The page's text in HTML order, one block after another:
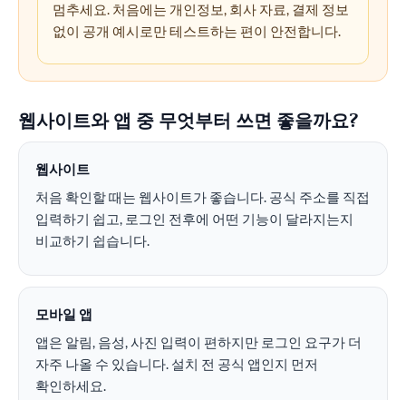
멈추세요. 처음에는 개인정보, 회사 자료, 결제 정보
없이 공개 예시로만 테스트하는 편이 안전합니다.
웹사이트와 앱 중 무엇부터 쓰면 좋을까요?
웹사이트
처음 확인할 때는 웹사이트가 좋습니다. 공식 주소를 직접
입력하기 쉽고, 로그인 전후에 어떤 기능이 달라지는지
비교하기 쉽습니다.
모바일 앱
앱은 알림, 음성, 사진 입력이 편하지만 로그인 요구가 더
자주 나올 수 있습니다. 설치 전 공식 앱인지 먼저
확인하세요.